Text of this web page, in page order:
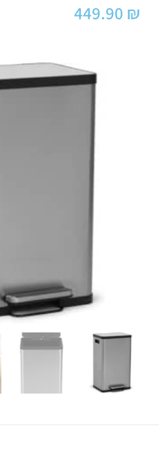
449.90 ₪